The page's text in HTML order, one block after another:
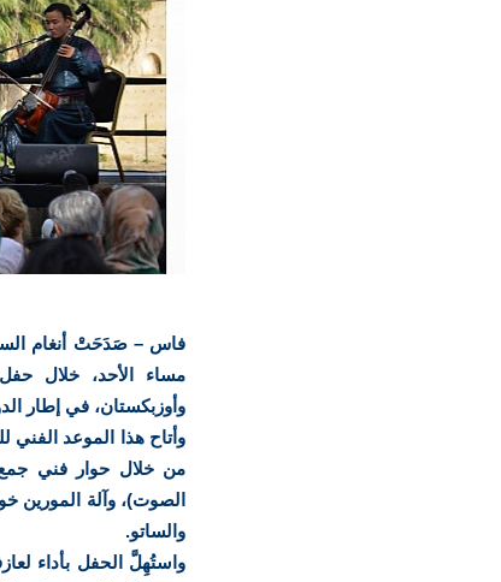
فاس – صَدَحَتْ أنغام
مساء الأحد، خلال
وأوزبكستان، في إطار
وأتاح هذا الموعد
من خلال حوار فني جمع
الصوت)، وآلة المورين
والساتو.
واستُهِلَّ الحفل بأداء